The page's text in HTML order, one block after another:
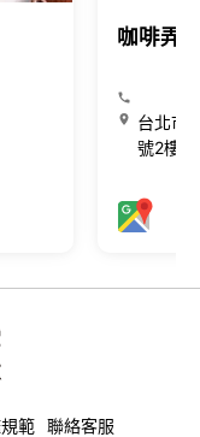
咖啡弄
台北市
號2樓
範 聯絡客服